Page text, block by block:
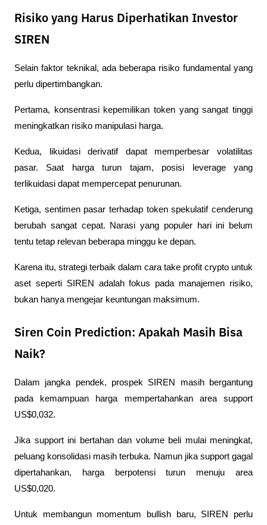
Risiko yang Harus Diperhatikan Investor
SIREN
Selain faktor teknikal, ada beberapa risiko fundamental yang
perlu dipertimbangkan.
Pertama, konsentrasi kepemilikan token yang sangat tinggi
meningkatkan risiko manipulasi harga.
Kedua, likuidasi derivatif dapat memperbesar volatilitas
pasar. Saat harga turun tajam, posisi leverage yang
terlikuidasi dapat mempercepat penurunan.
Ketiga, sentimen pasar terhadap token spekulatif cenderung
berubah sangat cepat. Narasi yang populer hari ini belum
tentu tetap relevan beberapa minggu ke depan.
Karena itu, strategi terbaik dalam cara take profit crypto untuk
aset seperti SIREN adalah fokus pada manajemen risiko,
bukan hanya mengejar keuntungan maksimum.
Siren Coin Prediction: Apakah Masih Bisa
Naik?
Dalam jangka pendek, prospek SIREN masih bergantung
pada kemampuan harga mempertahankan area support
US$0,032.
Jika support ini bertahan dan volume beli mulai meningkat,
peluang konsolidasi masih terbuka. Namun jika support gagal
dipertahankan, harga berpotensi turun menuju area
US$0,020.
Untuk membangun momentum bullish baru, SIREN perlu